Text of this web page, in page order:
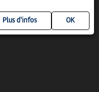
Plus d'infos